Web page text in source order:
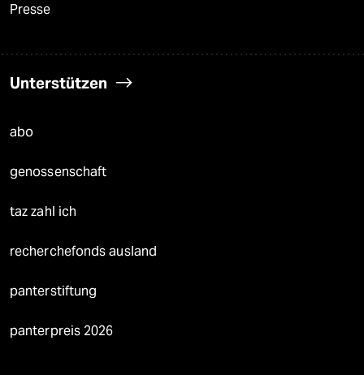
Presse
Unterstützen
abo
genossenschaft
taz zahl ich
recherchefonds ausland
panterstiftung
panterpreis 2026